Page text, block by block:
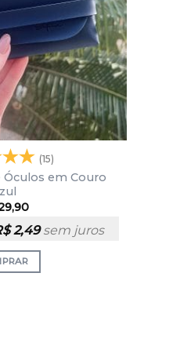
(15)
Óculos em Couro
2,49sem juros